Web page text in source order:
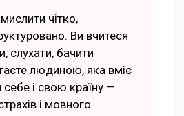
чітко,
Ви вчитеся
слухати, бачити
людиною, яка вміє
себе і свою країну —
і мовного